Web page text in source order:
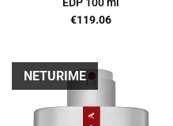
€119.06
NETURIME